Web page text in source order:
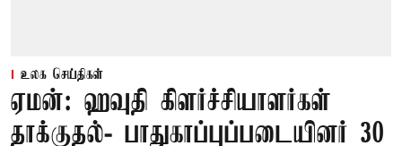
உலக செய்திகள்
ஏமன்: ஹவுதி கிளர்ச்சியாளர்கள்
தாக்குதல்- பாதுகாப்புப்படையினர் 30